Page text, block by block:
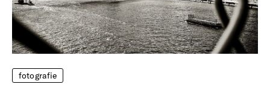
fotografie